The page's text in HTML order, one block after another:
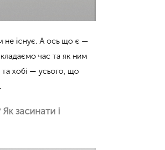
не існує. А ось що є —
час та як ним
та хобі — усього, що
засинати і